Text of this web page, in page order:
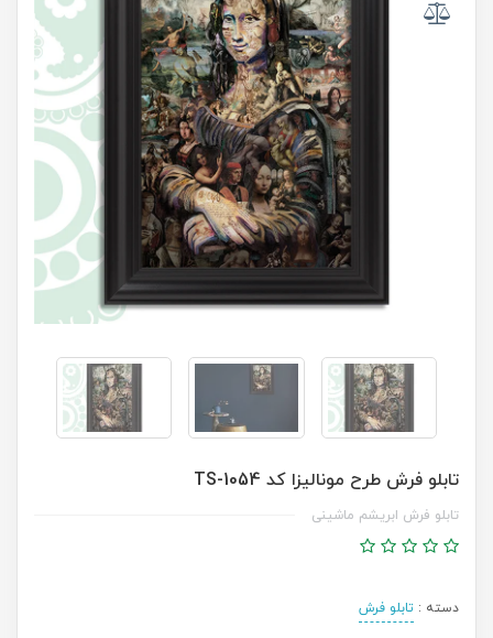
تابلو فرش طرح مونالیزا کد TS-1054
تابلو فرش ابریشم ماشینی
دسته : تابلو فرش